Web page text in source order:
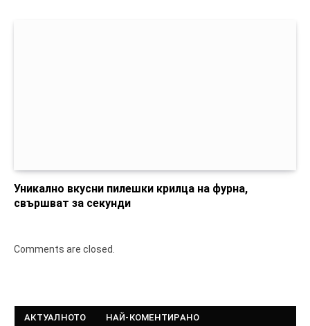
Уникално вкусни пилешки крилца на фурна,
свършват за секунди
Comments are closed.
АКТУАЛНОТО НАЙ-КОМЕНТИРАНО